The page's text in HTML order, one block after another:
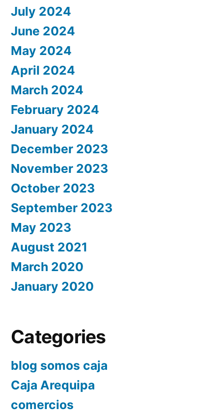
July 2024
June 2024
May 2024
April 2024
March 2024
February 2024
January 2024
December 2023
November 2023
October 2023
September 2023
May 2023
August 2021
March 2020
January 2020
Categories
blog somos caja
Caja Arequipa
comercios